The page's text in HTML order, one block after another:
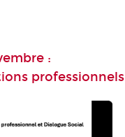
:
professionnels